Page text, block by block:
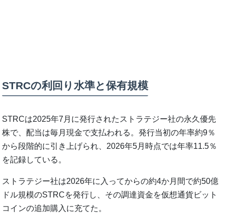
STRCの利回り水準と保有規模
STRCは2025年7月に発行されたストラテジー社の永久優先
株で、配当は毎月現金で支払われる。発行当初の年率約9％
から段階的に引き上げられ、2026年5月時点では年率11.5％
を記録している。
ストラテジー社は2026年に入ってからの約4か月間で約50億
ドル規模のSTRCを発行し、その調達資金を仮想通貨ビット
コインの追加購入に充てた。